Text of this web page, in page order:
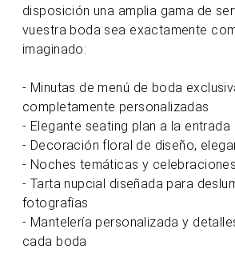
disposición una amplia gama de
vuestra boda sea exactamente
imaginado:
- Minutas de menú de boda
completamente personalizadas
- Elegante seating plan a la entrada
- Decoración floral de diseño,
- Noches temáticas y
- Tarta nupcial diseñada para
fotografías
- Mantelería personalizada y
cada boda